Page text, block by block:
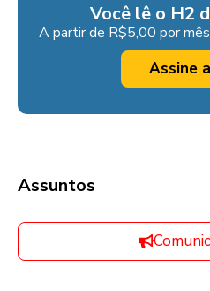
Você lê o H2
A partir de R$5,00 por
Assine
Assuntos